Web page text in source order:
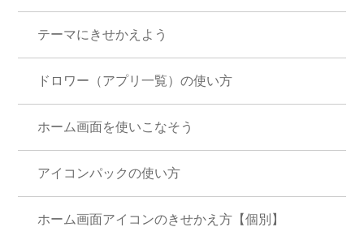
テーマにきせかえよう
ドロワー（アプリ一覧）の使い方
ホーム画面を使いこなそう
アイコンパックの使い方
ホーム画面アイコンのきせかえ方【個別】